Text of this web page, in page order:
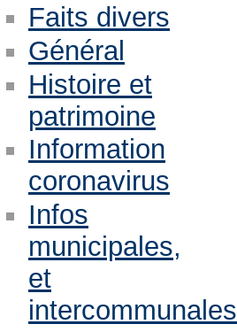
Faits divers
Général
Histoire et
patrimoine
Information
coronavirus
Infos
municipales,
et
intercommunales